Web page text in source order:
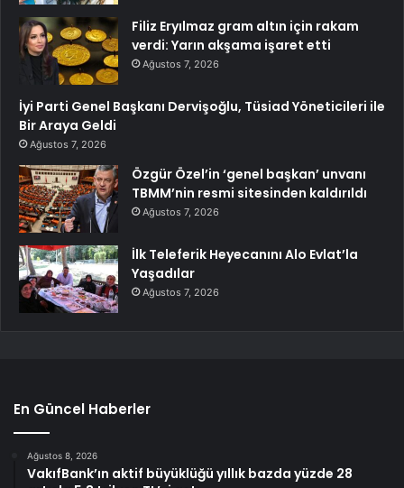
Filiz Eryılmaz gram altın için rakam
verdi: Yarın akşama işaret etti
Ağustos 7, 2026
İyi Parti Genel Başkanı Dervişoğlu, Tüsiad Yöneticileri ile
Bir Araya Geldi
Ağustos 7, 2026
Özgür Özel’in ‘genel başkan’ unvanı
TBMM’nin resmi sitesinden kaldırıldı
Ağustos 7, 2026
İlk Teleferik Heyecanını Alo Evlat’la
Yaşadılar
Ağustos 7, 2026
En Güncel Haberler
Ağustos 8, 2026
VakıfBank’ın aktif büyüklüğü yıllık bazda yüzde 28